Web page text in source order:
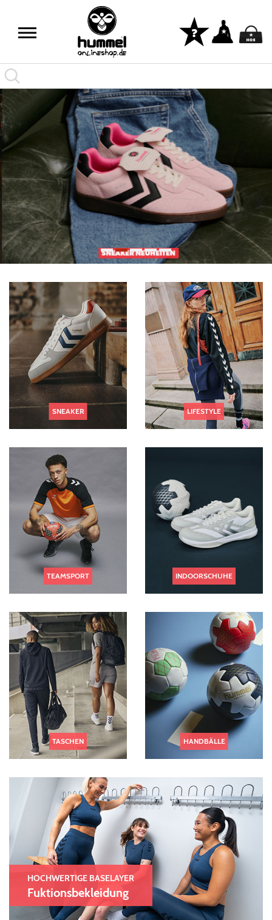
SNEAKER LIFESTYLE
TEAMSPORT INDOORSCHUHE
TASCHEN HANDBÄLLE
HOCHWERTIGE BASELAYER
Fuktionsbekleidung